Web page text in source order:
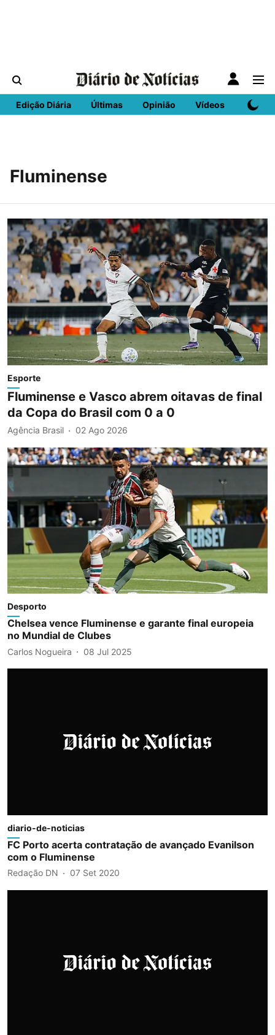
Edição Diária Últimas Opinião Vídeos DN
Fluminense
Esporte
Fluminense e Vasco abrem oitavas de final
da Copa do Brasil com 0 a 0
Agência Brasil 02 Ago 2026
Desporto
Chelsea vence Fluminense e garante final europeia
no Mundial de Clubes
Carlos Nogueira 08 Jul 2025
diario-de-noticias
FC Porto acerta contratação de avançado Evanilson
com o Fluminense
Redação DN 07 Set 2020